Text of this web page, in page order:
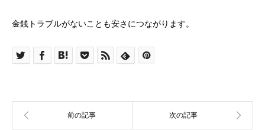
金銭トラブルがないことも安さにつながります。